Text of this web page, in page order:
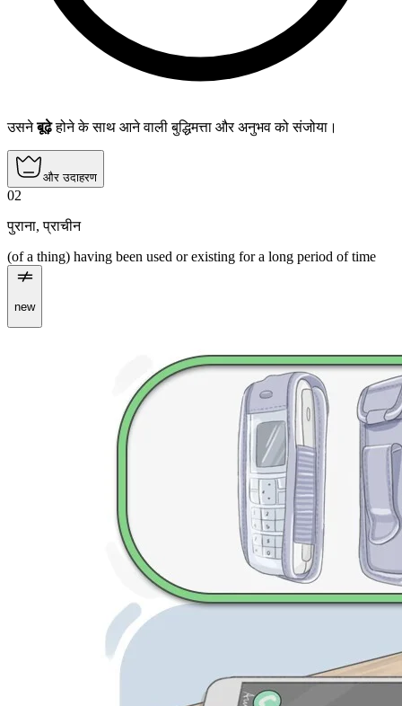
उसनेबूढ़ेहोने के साथ आने वाली बुद्धिमत्ता और अनुभव को संजोया।
और उदाहरण
02
पुराना,प्राचीन
(of a thing) having been used or existing for a long period of time
new